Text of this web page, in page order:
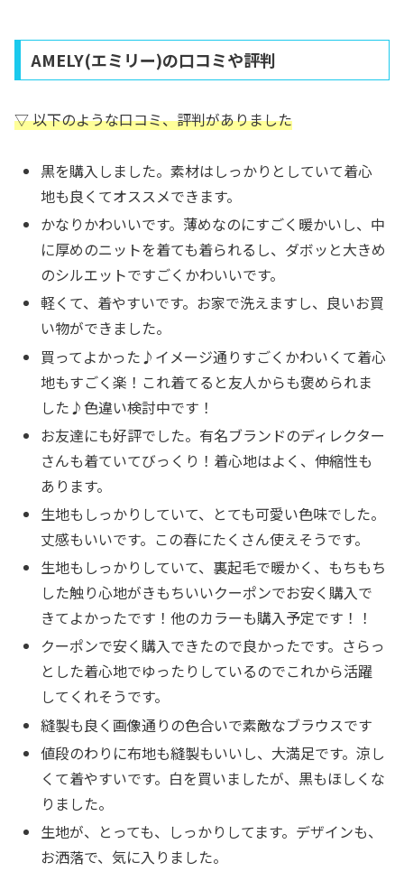
AMELY(エミリー)の口コミや評判
▽ 以下のような口コミ、評判がありました
黒を購入しました。素材はしっかりとしていて着心
地も良くてオススメできます。
かなりかわいいです。薄めなのにすごく暖かいし、中
に厚めのニットを着ても着られるし、ダボッと大きめ
のシルエットですごくかわいいです。
軽くて、着やすいです。お家で洗えますし、良いお買
い物ができました。
買ってよかった♪イメージ通りすごくかわいくて着心
地もすごく楽！これ着てると友人からも褒められま
した♪色違い検討中です！
お友達にも好評でした。有名ブランドのディレクター
さんも着ていてびっくり！着心地はよく、伸縮性も
あります。
生地もしっかりしていて、とても可愛い色味でした。
丈感もいいです。この春にたくさん使えそうです。
生地もしっかりしていて、裏起毛で暖かく、もちもち
した触り心地がきもちいいクーポンでお安く購入で
きてよかったです！他のカラーも購入予定です！！
クーポンで安く購入できたので良かったです。さらっ
とした着心地でゆったりしているのでこれから活躍
してくれそうです。
縫製も良く画像通りの色合いで素敵なブラウスです
値段のわりに布地も縫製もいいし、大満足です。涼し
くて着やすいです。白を買いましたが、黒もほしくな
りました。
生地が、とっても、しっかりしてます。デザインも、
お洒落で、気に入りました。